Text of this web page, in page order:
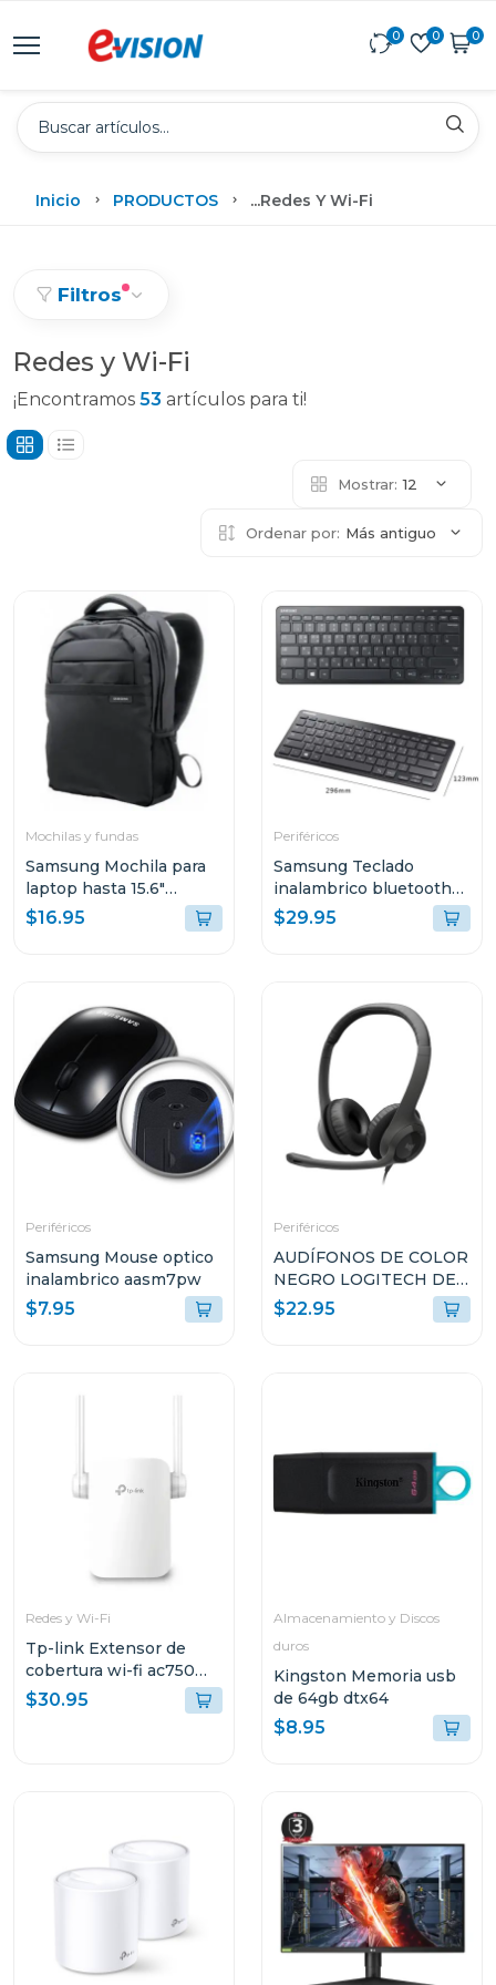
0 0 0
Inicio PRODUCTOS ...Redes Y Wi-Fi
Filtros
Redes y Wi-Fi
¡Encontramos 53 artículos para ti!
Mostrar: 12
Ordenar por: Más antiguo
Mochilas y fundas
Samsung Mochila para
laptop hasta 15.6"
aabp2nm
$16.95
Periféricos
Samsung Teclado
inalambrico bluetooth
aask7pw
$29.95
Periféricos
Samsung Mouse optico
inalambrico aasm7pw
$7.95
Periféricos
AUDÍFONOS DE COLOR
NEGRO LOGITECH DE
CABLE USB TIPO-A
CON MICROFONO
$22.95
Redes y Wi-Fi
Tp-link Extensor de
cobertura wi-fi ac750
link backup re
$30.95
Almacenamiento y Discos
duros
Kingston Memoria usb
de 64gb dtx64
$8.95